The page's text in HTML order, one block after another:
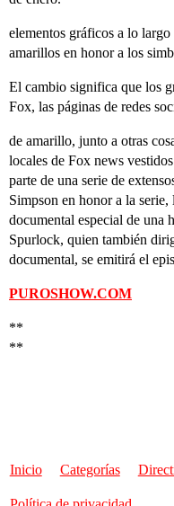
elementos gráficos a lo
amarillos en honor a los
El cambio significa que los
Fox, las páginas de redes
de amarillo, junto a otras
locales de Fox news
parte de una serie de
Simpson en honor a la
documental especial de una
Spurlock, quien también
documental, se emitirá el
PUROSHOW.COM
**
**
Inicio Categorías